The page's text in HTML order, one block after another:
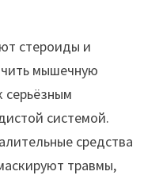
стероиды и
мышечную
серьёзным
системой.
средства
травмы,